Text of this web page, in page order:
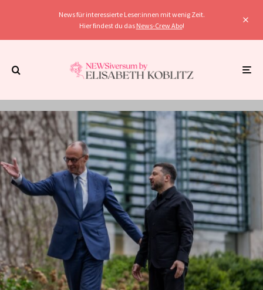
News für interessierte Leser:innen mit wenig Zeit.
Hier findest du das News-Crew Abo!